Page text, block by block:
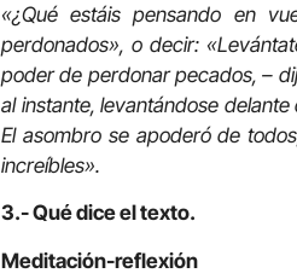
«¿Qué estáis pensando en
perdonados», o decir:
poder de perdonar pecados, –
al instante, levantándose
El asombro se apoderó de
increíbles».
3.- Qué dice el texto.
Meditación-reflexión